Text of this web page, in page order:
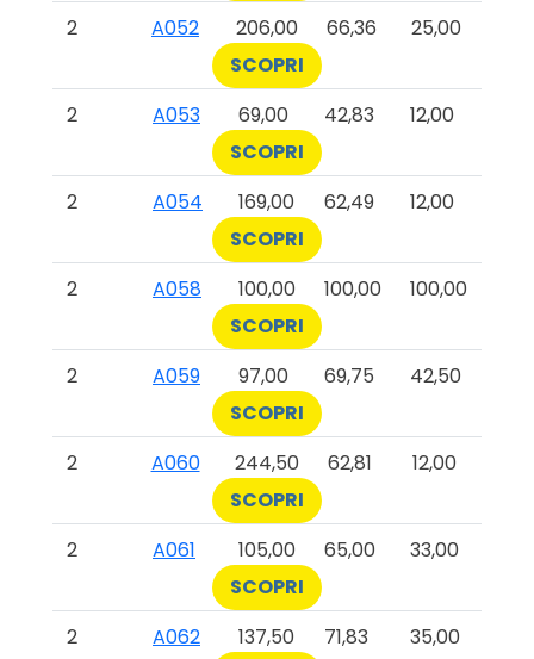
2
A052 206,00 66,36
25,00
SCOPRI
2
A053 69,00 42,83
12,00
SCOPRI
2
A054 169,00 62,49
12,00
SCOPRI
2
A058 100,00 100,00
100,00
SCOPRI
2
A059 97,00 69,75
42,50
SCOPRI
2
A060 244,50 62,81
12,00
SCOPRI
2
A061 105,00 65,00
33,00
SCOPRI
2
A062 137,50 71,83
35,00